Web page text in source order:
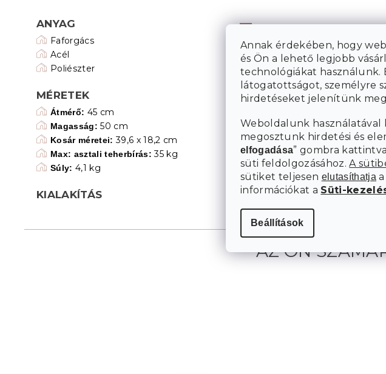
Annak érdekében, hogy
és Ön a lehető legjobb
technológiákat használunk.
látogatottságot, személyre
hirdetéseket jelenítünk
Weboldalunk használatával
megosztunk hirdetési és
elfogadása” gombra
süti feldolgozásához.A
sütiket teljesen elutasíthatja
információkat a Süti-
Beállítások
ANYAG
Faforgács
Acél
Poliészter
MÉRETEK
Átmérő: 45 cm
Magasság: 50 cm
Kosár méretei: 39,6 x 18,2 cm
Max: asztali teherbírás: 35 kg
Súly: 4,1 kg
KIALAKÍTÁS